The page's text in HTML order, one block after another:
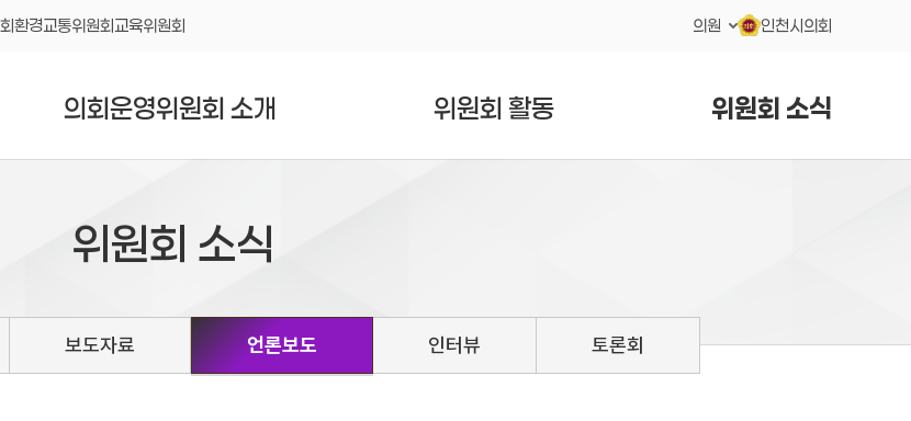
환경교통위원회교육위원회 의원 인천시의회
의회운영위원회 소개 위원회 활동 위원회 소식
위원회 소식
보도자료 언론보도 인터뷰 토론회